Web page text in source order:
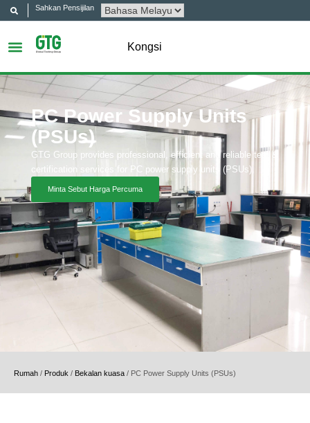
Sahkan Pensijilan
Kongsi
PC Power Supply Units
(PSUs)
GTG Group provides professional, efficient and reliable test &
certification services for PC power supply units (PSUs).
Minta Sebut Harga Percuma
Rumah / Produk / Bekalan kuasa / PC Power Supply Units (PSUs)